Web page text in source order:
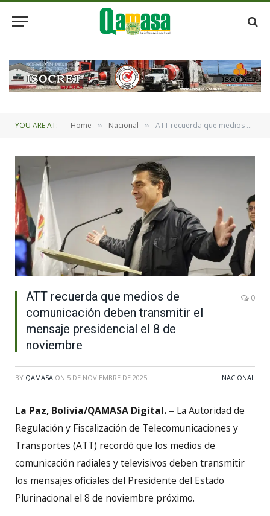
YOU ARE AT: Home » Nacional » ATT recuerda que medios de comunicación deben transmitir el mensaje presidencial el 8 de noviembre
ATT recuerda que medios de
comunicación deben transmitir el
mensaje presidencial el 8 de
noviembre
0
BY QAMASA ON 5 DE NOVIEMBRE DE 2025 NACIONAL
La Paz, Bolivia/QAMASA Digital. – La Autoridad de
Regulación y Fiscalización de Telecomunicaciones y
Transportes (ATT) recordó que los medios de
comunicación radiales y televisivos deben transmitir
los mensajes oficiales del Presidente del Estado
Plurinacional el 8 de noviembre próximo.